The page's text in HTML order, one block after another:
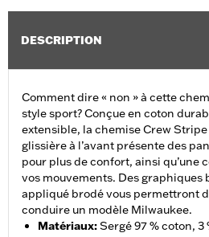
DESCRIPTION
Comment dire « non » à cette
style sport? Conçue en coton
extensible, la chemise Crew
glissière à l’avant présente des
pour plus de confort, ainsi qu’une
vos mouvements. Des graphiques
appliqué brodé vous permettront
conduire un modèle Milwaukee.
Matériaux:Sergé 97 % coton,